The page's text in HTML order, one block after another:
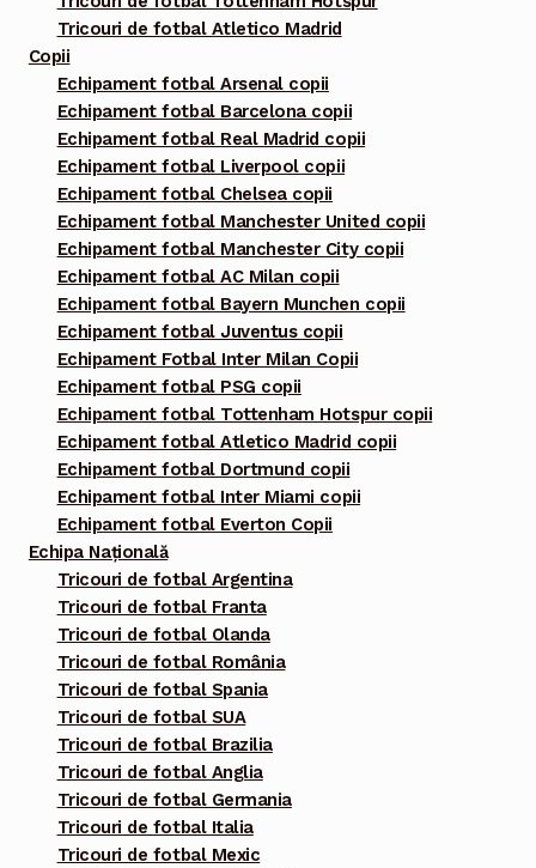
Tricouri de fotbal Atletico Madrid
Copii
Echipament fotbal Arsenal copii
Echipament fotbal Barcelona copii
Echipament fotbal Real Madrid copii
Echipament fotbal Liverpool copii
Echipament fotbal Chelsea copii
Echipament fotbal Manchester United copii
Echipament fotbal Manchester City copii
Echipament fotbal AC Milan copii
Echipament fotbal Bayern Munchen copii
Echipament fotbal Juventus copii
Echipament Fotbal Inter Milan Copii
Echipament fotbal PSG copii
Echipament fotbal Tottenham Hotspur copii
Echipament fotbal Atletico Madrid copii
Echipament fotbal Dortmund copii
Echipament fotbal Inter Miami copii
Echipament fotbal Everton Copii
Echipa Națională
Tricouri de fotbal Argentina
Tricouri de fotbal Franta
Tricouri de fotbal Olanda
Tricouri de fotbal România
Tricouri de fotbal Spania
Tricouri de fotbal SUA
Tricouri de fotbal Brazilia
Tricouri de fotbal Anglia
Tricouri de fotbal Germania
Tricouri de fotbal Italia
Tricouri de fotbal Mexic